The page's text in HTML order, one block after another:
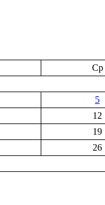
Ср
5
12
19
26